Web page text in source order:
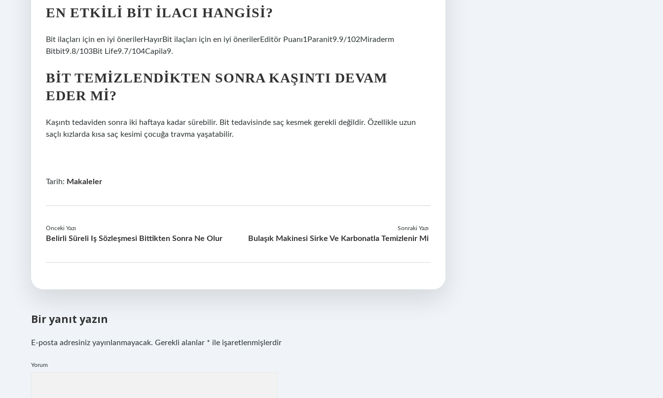
EN ETKILI BIT ILACI HANGISI?
Bit ilaçları için en iyi önerilerHayırBit ilaçları için en iyi önerilerEditör Puanı1Paranit9.9/102Miraderm
Bitbit9.8/103Bit Life9.7/104Capila9.
BIT TEMIZLENDIKTEN SONRA KAŞINTI DEVAM
EDER MI?
Kaşıntı tedaviden sonra iki haftaya kadar sürebilir. Bit tedavisinde saç kesmek gerekli değildir. Özellikle uzun
saçlı kızlarda kısa saç kesimi çocuğa travma yaşatabilir.
Tarih: Makaleler
Önceki Yazı
Belirli Süreli Iş Sözleşmesi Bittikten Sonra Ne Olur
Sonraki Yazı
Bulaşık Makinesi Sirke Ve Karbonatla Temizlenir Mi
Bir yanıt yazın
E-posta adresiniz yayınlanmayacak. Gerekli alanlar * ile işaretlenmişlerdir
Yorum